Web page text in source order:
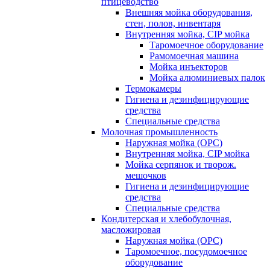
Внешняя мойка оборудования,
стен, полов, инвентаря
Внутренняя мойка, CIP мойка
Таромоечное оборудование
Рамомоечная машина
Мойка инъекторов
Мойка алюминиевых палок
Термокамеры
Гигиена и дезинфицирующие
средства
Специальные средства
Молочная промышленность
Наружная мойка (ОРС)
Внутренняя мойка, CIP мойка
Мойка серпянок и творож.
мешочков
Гигиена и дезинфицирующие
средства
Специальные средства
Кондитерская и хлебобулочная,
масложировая
Наружная мойка (ОРС)
Таромоечное, посудомоечное
оборудование